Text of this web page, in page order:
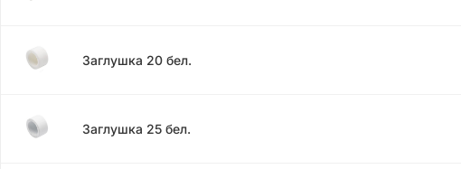
Заглушка 20 бел.
Заглушка 25 бел.